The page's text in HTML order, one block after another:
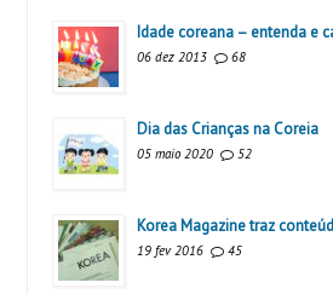
Idade coreana – entenda e
06 dez 2013 68
Dia das Crianças na Coreia
05 maio 2020 52
Korea Magazine traz
19 fev 2016 45